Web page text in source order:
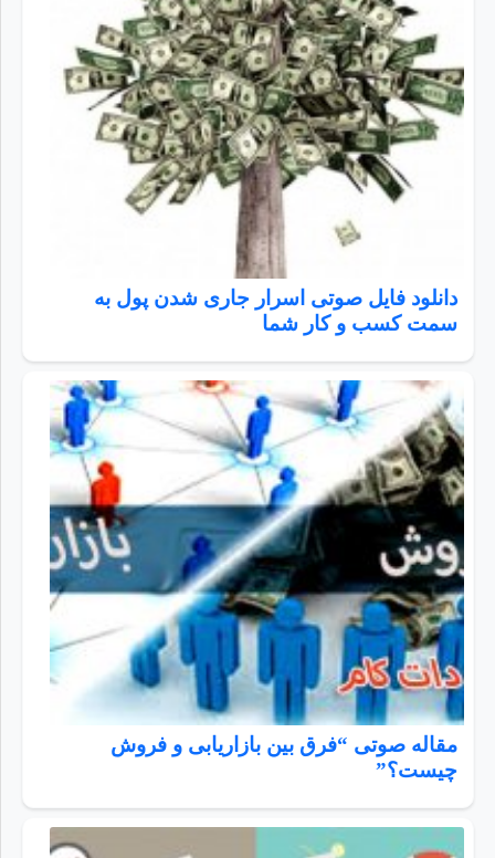
دانلود فایل صوتی اسرار جاری شدن پول به
سمت کسب و کار شما
مقاله صوتی “فرق بین بازاریابی و فروش
چیست؟”